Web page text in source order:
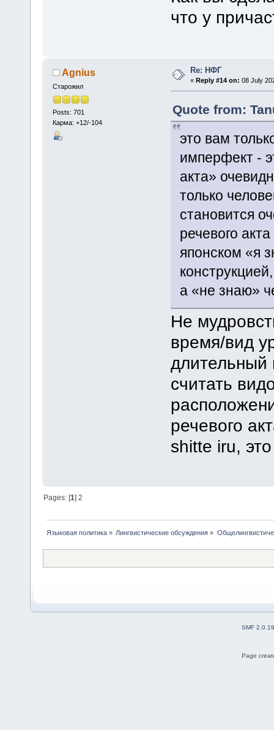
что у
Agnius
Старожил
Posts: 701
Карма: +12/-104
Re: НФГ
« Reply #14 on: 08 July
Quote from:
это вам
имперфект -
акта»
только
становится
речевого
японском «я
а «не знаю»
Не
время/вид
длительный
считать
речевого
shitte iru,
Pages: [1]2
Языковая политика» Лингвистические обсуждения »
SMF 2.0.19
Page